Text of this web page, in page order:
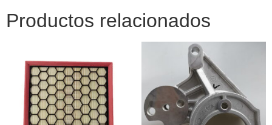
Productos relacionados